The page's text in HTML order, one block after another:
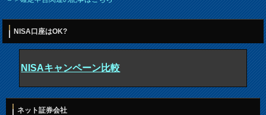
NISA口座はOK?
NISAキャンペーン比較
ネット証券会社